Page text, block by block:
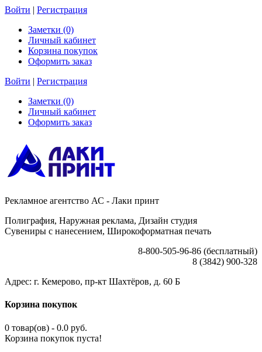
Войти | Регистрация
Заметки (0)
Личный кабинет
Корзина покупок
Оформить заказ
Войти | Регистрация
Заметки (0)
Личный кабинет
Оформить заказ
Рекламное агентство АС - Лаки принт
Полиграфия, Наружная реклама, Дизайн студия
Сувениры с нанесением, Широкоформатная печать
8-800-505-96-86 (бесплатный)
8 (3842) 900-328
Адрес: г. Кемерово, пр-кт Шахтёров, д. 60 Б
Корзина покупок
0 товар(ов) - 0.0 руб.
Корзина покупок пуста!